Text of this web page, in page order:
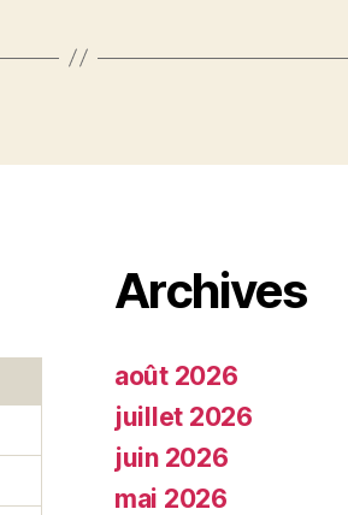
Archives
août 2026
juillet 2026
juin 2026
mai 2026